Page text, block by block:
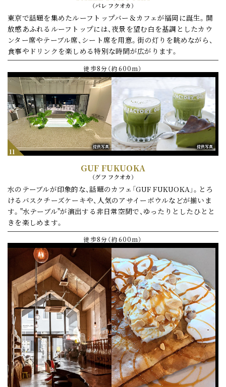
（パレ フクオカ）
東京で話題を集めたルーフトップバー＆カフェが福岡に誕生。 開
放感あふれるルーフトップには、 夜景を望む白を基調としたカウ
ンター席やテーブル席、シート席を用意。街の灯りを眺めながら、
食事やドリンクを楽しめる特別な時間が広がります。
徒歩8分（約600m）
提供写真 提供写真
11
GUF FUKUOKA
（グフ フクオカ）
水のテーブルが印象的な、話題のカフェ「GUF FUKUOKA」。 とろ
けるバスクチーズケーキや、 人気のアサイーボウルなどが揃いま
す。 "水テーブル"が演出する非日常空間で、 ゆったりとしたひとと
きを楽しめます。
徒歩8分（約600m）